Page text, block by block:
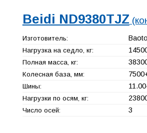
Beidi ND9380TJZ
Изготовитель:
Нагрузка на седло, кг:
Полная масса, кг:
Колесная база, мм:
Шины:
Нагрузки по осям, кг:
Число осей: 3